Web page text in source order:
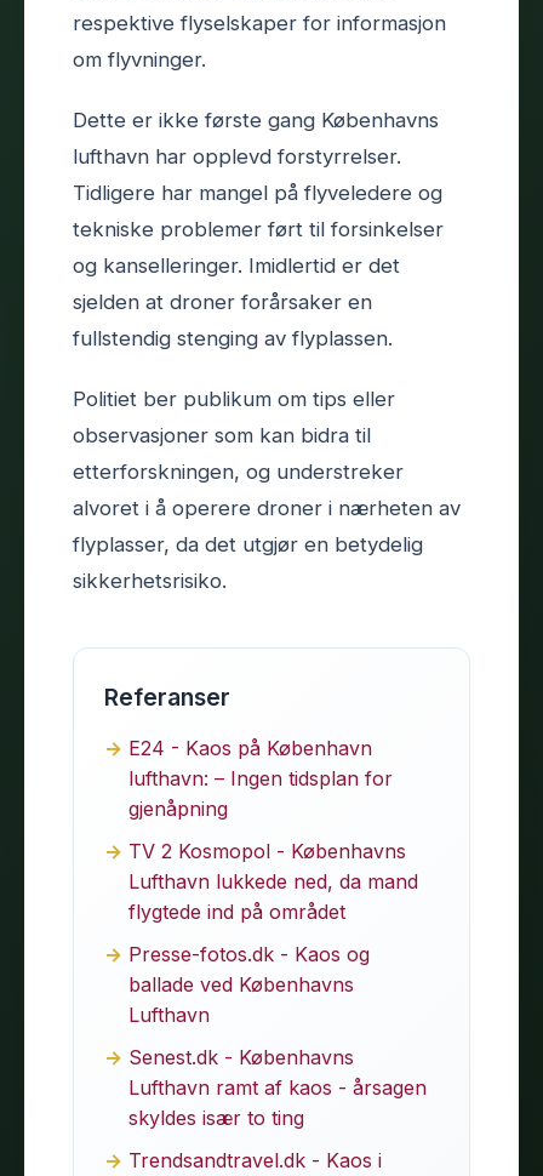
respektive flyselskaper for informasjon
om flyvninger.
Dette er ikke første gang Københavns
lufthavn har opplevd forstyrrelser.
Tidligere har mangel på flyveledere og
tekniske problemer ført til forsinkelser
og kanselleringer. Imidlertid er det
sjelden at droner forårsaker en
fullstendig stenging av flyplassen.
Politiet ber publikum om tips eller
observasjoner som kan bidra til
etterforskningen, og understreker
alvoret i å operere droner i nærheten av
flyplasser, da det utgjør en betydelig
sikkerhetsrisiko.
Referanser
E24 - Kaos på København
lufthavn: – Ingen tidsplan for
gjenåpning
TV 2 Kosmopol - Københavns
Lufthavn lukkede ned, da mand
flygtede ind på området
Presse-fotos.dk - Kaos og
ballade ved Københavns
Lufthavn
Senest.dk - Københavns
Lufthavn ramt af kaos - årsagen
skyldes især to ting
Trendsandtravel.dk - Kaos i